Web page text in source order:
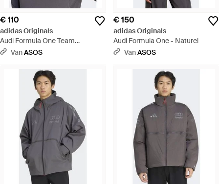
€ 110
adidas Originals
Audi Formula One Team
Mechanics - Blauw
VanASOS
€ 150
adidas Originals
Audi Formula One - Naturel
VanASOS